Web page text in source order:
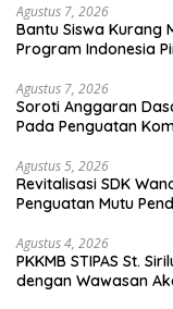
Agustus 7, 2026
Bantu Siswa Kurang
Program Indonesia
Agustus 7, 2026
Soroti Anggaran
Pada Penguatan
Agustus 5, 2026
Revitalisasi SDK
Penguatan Mutu
Agustus 4, 2026
PKKMB STIPAS St.
dengan Wawasan